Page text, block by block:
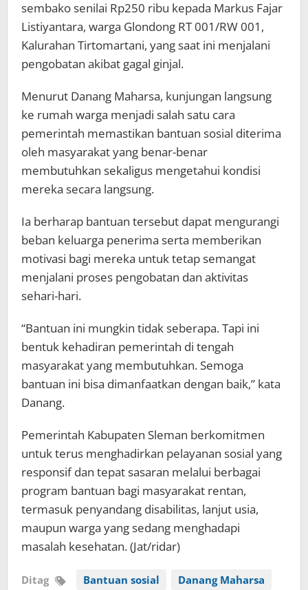
sembako senilai Rp250 ribu kepada Markus Fajar
Listiyantara, warga Glondong RT 001/RW 001,
Kalurahan Tirtomartani, yang saat ini menjalani
pengobatan akibat gagal ginjal.
Menurut Danang Maharsa, kunjungan langsung
ke rumah warga menjadi salah satu cara
pemerintah memastikan bantuan sosial diterima
oleh masyarakat yang benar-benar
membutuhkan sekaligus mengetahui kondisi
mereka secara langsung.
Ia berharap bantuan tersebut dapat mengurangi
beban keluarga penerima serta memberikan
motivasi bagi mereka untuk tetap semangat
menjalani proses pengobatan dan aktivitas
sehari-hari.
“Bantuan ini mungkin tidak seberapa. Tapi ini
bentuk kehadiran pemerintah di tengah
masyarakat yang membutuhkan. Semoga
bantuan ini bisa dimanfaatkan dengan baik,” kata
Danang.
Pemerintah Kabupaten Sleman berkomitmen
untuk terus menghadirkan pelayanan sosial yang
responsif dan tepat sasaran melalui berbagai
program bantuan bagi masyarakat rentan,
termasuk penyandang disabilitas, lanjut usia,
maupun warga yang sedang menghadapi
masalah kesehatan. (Jat/ridar)
Ditag Bantuan sosial Danang Maharsa